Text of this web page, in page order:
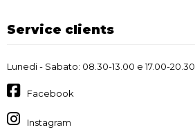
Service clients
Lunedi - Sabato: 08.30-13.00 e 17.00-20.30
Facebook
Instagram